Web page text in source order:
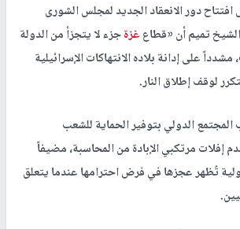
دور الانعقاد الجديد لمجلس الشورى
الشيخ تميم أن «قطاعغزةجزء لا يتجزأ من الدولة
على إدانة بلاده الانتهاكات الإسرائيلية
لوقف إطلاق النار.
الدولي بتوفير الحماية للشعب
إفلات مرتكبي الإبادة من المحاسبة، مضيفاً
تُظهر عجزها في فرض احترامها عندما يتعلق